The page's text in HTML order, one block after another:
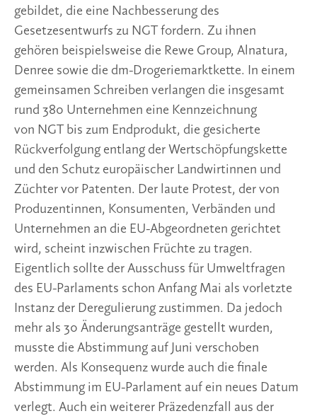
gebildet, die eine Nachbesserung des
Gesetzesentwurfs zu NGT fordern. Zu ihnen
gehören beispielsweise die Rewe Group, Alnatura,
Denree sowie die dm-Drogeriemarktkette. In einem
gemeinsamen Schreiben verlangen die insgesamt
rund 380 Unternehmen eine Kennzeichnung
von NGT bis zum Endprodukt, die gesicherte
Rückverfolgung entlang der Wertschöpfungskette
und den Schutz europäischer Landwirtinnen und
Züchter vor Patenten. Der laute Protest, der von
Produzentinnen, Konsumenten, Verbänden und
Unternehmen an die EU-Abgeordneten gerichtet
wird, scheint inzwischen Früchte zu tragen.
Eigentlich sollte der Ausschuss für Umweltfragen
des EU-Parlaments schon Anfang Mai als vorletzte
Instanz der Deregulierung zustimmen. Da jedoch
mehr als 30 Änderungsanträge gestellt wurden,
musste die Abstimmung auf Juni verschoben
werden. Als Konsequenz wurde auch die finale
Abstimmung im EU-Parlament auf ein neues Datum
verlegt. Auch ein weiterer Präzedenzfall aus der